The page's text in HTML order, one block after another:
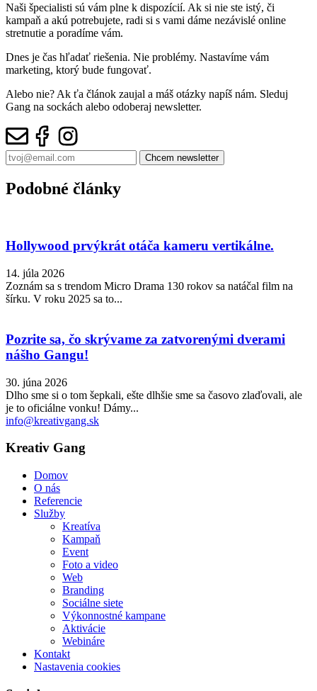
Naši špecialisti sú vám plne k dispozícií. Ak si nie ste istý, či
kampaň a akú potrebujete, radi si s vami dáme nezávislé online
stretnutie a poradíme vám.
Dnes je čas hľadať riešenia. Nie problémy. Nastavíme vám
marketing, ktorý bude fungovať.
Alebo nie? Ak ťa článok zaujal a máš otázky napíš nám. Sleduj
Gang na sockách alebo odoberaj newsletter.
Podobné články
Hollywood prvýkrát otáča kameru vertikálne.
14. júla 2026
Zoznám sa s trendom Micro Drama 130 rokov sa natáčal film na
šírku. V roku 2025 sa to...
Pozrite sa, čo skrývame za zatvorenými dverami
nášho Gangu!
30. júna 2026
Dlho sme si o tom šepkali, ešte dlhšie sme sa časovo zlaďovali, ale
je to oficiálne vonku! Dámy...
info@kreativgang.sk
Kreativ Gang
Domov
O nás
Referencie
Služby
Kreatíva
Kampaň
Event
Foto a video
Web
Branding
Sociálne siete
Výkonnostné kampane
Aktivácie
Webináre
Kontakt
Nastavenia cookies